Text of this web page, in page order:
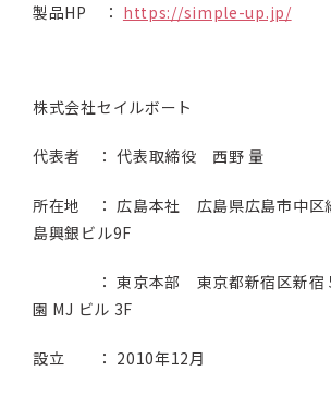
製品HP ： https://simple-up.jp/
株式会社セイルボート
代表者 ： 代表取締役 西野 量
所在地 ： 広島本社 広島県広島市中区
島興銀ビル9F
： 東京本部 東京都新宿区新宿
園 MJ ビル 3F
設立 ： 2010年12月